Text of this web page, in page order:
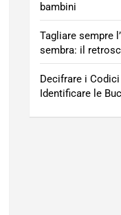
bambini
Tagliare sempre
sembra: il
Decifrare i
Identificare le